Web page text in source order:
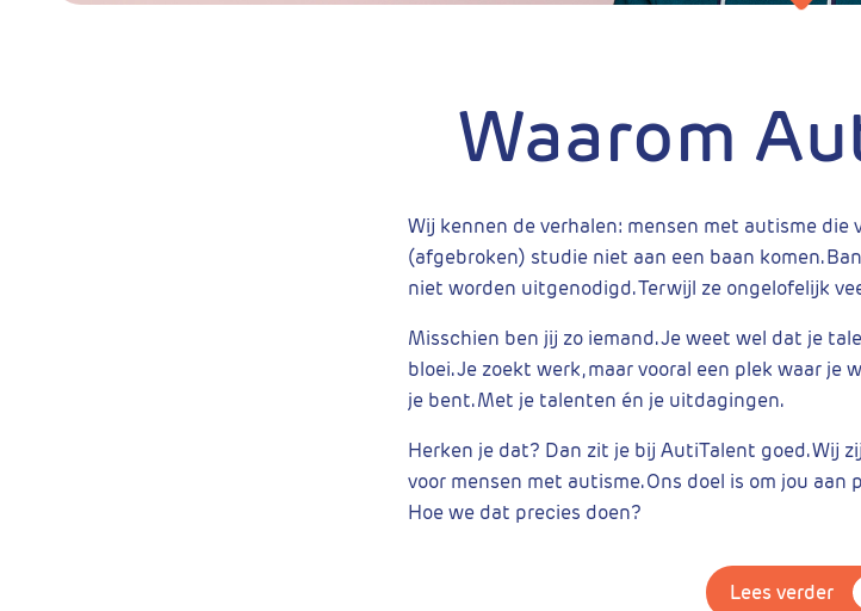
Waarom
Wij kennen de verhalen: mensen met autisme die
(afgebroken) studie niet aan een baan komen.
niet worden uitgenodigd. Terwijl ze ongelofelijk
Misschien ben jij zo iemand. Je weet wel dat je
bloei. Je zoekt werk, maar vooral een plek waar
je bent. Met je talenten én je uitdagingen.
Herken je dat? Dan zit je bij AutiTalent goed. Wij
voor mensen met autisme. Ons doel is om jou
Hoe we dat precies doen?
Lees verder